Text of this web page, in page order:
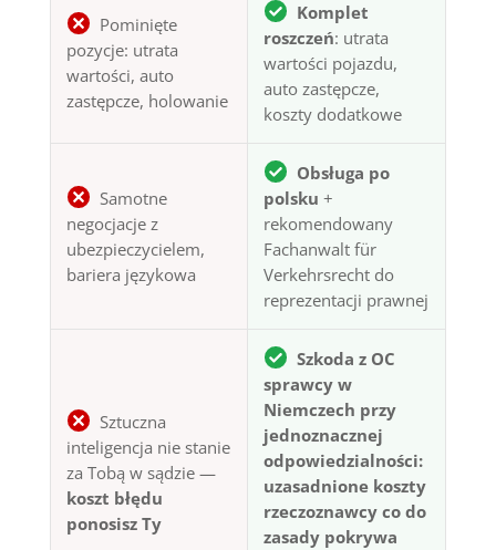
Pominięte
pozycje: utrata
wartości, auto
zastępcze, holowanie
Komplet
roszczeń: utrata
wartości pojazdu,
auto zastępcze,
koszty dodatkowe
Samotne
negocjacje z
ubezpieczycielem,
bariera językowa
Obsługa po
polsku +
rekomendowany
Fachanwalt für
Verkehrsrecht do
reprezentacji prawnej
Sztuczna
inteligencja nie stanie
za Tobą w sądzie —
koszt błędu
ponosisz Ty
Szkoda z OC
sprawcy w
Niemczech przy
jednoznacznej
odpowiedzialności:
uzasadnione koszty
rzeczoznawcy co do
zasady pokrywa